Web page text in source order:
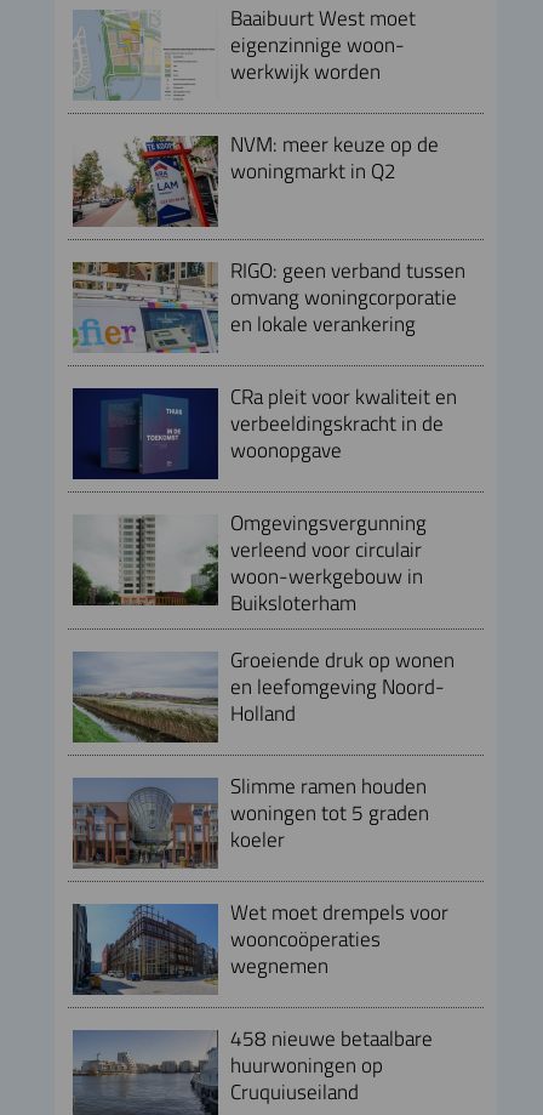
Baaibuurt West moet
eigenzinnige woon-
werkwijk worden
NVM: meer keuze op de
woningmarkt in Q2
RIGO: geen verband tussen
omvang woningcorporatie
en lokale verankering
CRa pleit voor kwaliteit en
verbeeldingskracht in de
woonopgave
Omgevingsvergunning
verleend voor circulair
woon-werkgebouw in
Buiksloterham
Groeiende druk op wonen
en leefomgeving Noord-
Holland
Slimme ramen houden
woningen tot 5 graden
koeler
Wet moet drempels voor
wooncoöperaties
wegnemen
458 nieuwe betaalbare
huurwoningen op
Cruquiuseiland